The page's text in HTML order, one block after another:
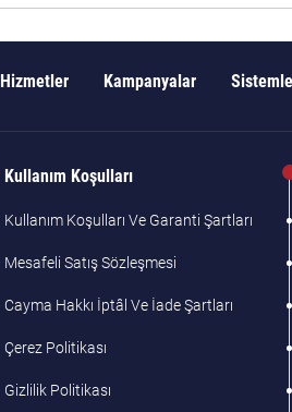
Hizmetler Kampanyalar
Kullanım Koşulları
Kullanım Koşulları Ve Garanti Şartları
Mesafeli Satış Sözleşmesi
Cayma Hakkı İptâl Ve İade Şartları
Çerez Politikası
Gizlilik Politikası